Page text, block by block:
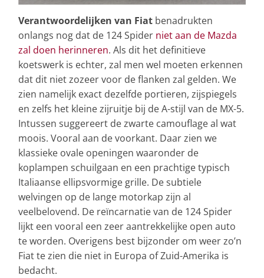
Verantwoordelijken van Fiat benadrukten
onlangs nog dat de 124 Spider niet aan de Mazda
zal doen herinneren. Als dit het definitieve
koetswerk is echter, zal men wel moeten erkennen
dat dit niet zozeer voor de flanken zal gelden. We
zien namelijk exact dezelfde portieren, zijspiegels
en zelfs het kleine zijruitje bij de A-stijl van de MX-5.
Intussen suggereert de zwarte camouflage al wat
moois. Vooral aan de voorkant. Daar zien we
klassieke ovale openingen waaronder de
koplampen schuilgaan en een prachtige typisch
Italiaanse ellipsvormige grille. De subtiele
welvingen op de lange motorkap zijn al
veelbelovend. De reïncarnatie van de 124 Spider
lijkt een vooral een zeer aantrekkelijke open auto
te worden. Overigens best bijzonder om weer zo’n
Fiat te zien die niet in Europa of Zuid-Amerika is
bedacht.